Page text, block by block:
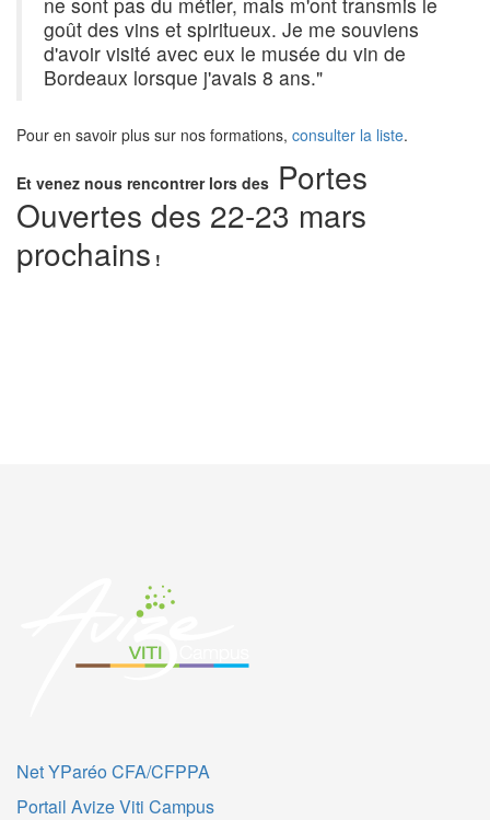
goût des vins et spiritueux. Je me souviens
d'avoir visité avec eux le musée du vin de
Bordeaux lorsque j'avais 8 ans."
Pour en savoir plus sur nos formations, consulter la liste.
Et venez nous rencontrer lors des Portes
Ouvertes des 22-23 mars
prochains !
Net YParéo CFA/CFPPA
Portail Avize Viti Campus